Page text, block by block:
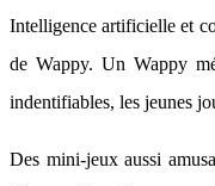
Intelligence artificielle et
de Wappy. Un Wappy
indentifiables, les jeunes
Des mini-jeux aussi